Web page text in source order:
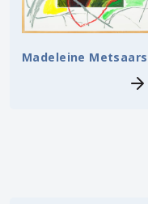
Madeleine Metsaars